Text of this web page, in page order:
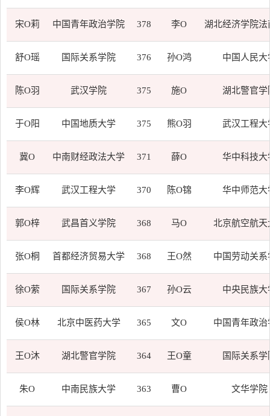
宋O莉 中国青年政治学院 378 李O 湖北经济学院法
舒O瑶 国际关系学院 376 孙O鸿 中国人民大
陈O羽 武汉学院 375 施O 湖北警官学
于O阳 中国地质大学 375 熊O羽 武汉工程大
冀O 中南财经政法大学 371 薛O 华中科技大
李O辉 武汉工程大学 370 陈O锦 华中师范大
郭O梓 武昌首义学院 368 马O 北京航空航天
张O桐 首都经济贸易大学 368 王O然 中国劳动关系
徐O萦 国际关系学院 367 孙O云 中央民族大
侯O林 北京中医药大学 365 文O 中国青年政治
王O沐 湖北警官学院 364 王O童 国际关系学
朱O 中南民族大学 363 曹O 文华学院